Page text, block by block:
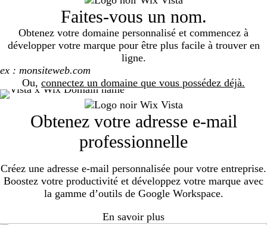
Faites-vous un nom.
Obtenez votre domaine personnalisé et commencez à
développer votre marque pour être plus facile à trouver en
ligne.
Search
Ou, connectez un domaine que vous possédez déjà.
Obtenez votre adresse e-mail
professionnelle
Créez une adresse e-mail personnalisée pour votre entreprise.
Boostez votre productivité et développez votre marque avec
la gamme d’outils de Google Workspace.
En savoir plus